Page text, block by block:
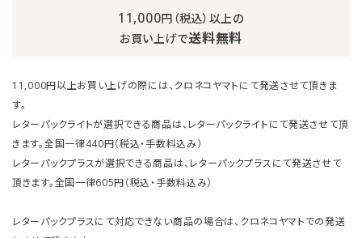
11,000円（税込）以上の
お買い上げで送料無料
11,000円以上お買い上げの際には、クロネコヤマトにて発送させて頂きま
す。
レターパックライトが選択できる商品は、レターパックライトにて発送させて頂
きます。全国一律440円（税込・手数料込み）
レターパックプラスが選択できる商品は、レターパックプラスにて発送させて
頂きます。全国一律605円（税込・手数料込み）
レターパックプラスにて対応できない商品の場合は、クロネコヤマトでの発送